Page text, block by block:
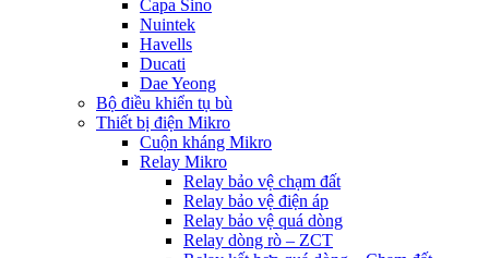
Capa Sino
Nuintek
Havells
Ducati
Dae Yeong
Bộ điều khiển tụ bù
Thiết bị điện Mikro
Cuộn kháng Mikro
Relay Mikro
Relay bảo vệ chạm đất
Relay bảo vệ điện áp
Relay bảo vệ quá dòng
Relay dòng rò – ZCT